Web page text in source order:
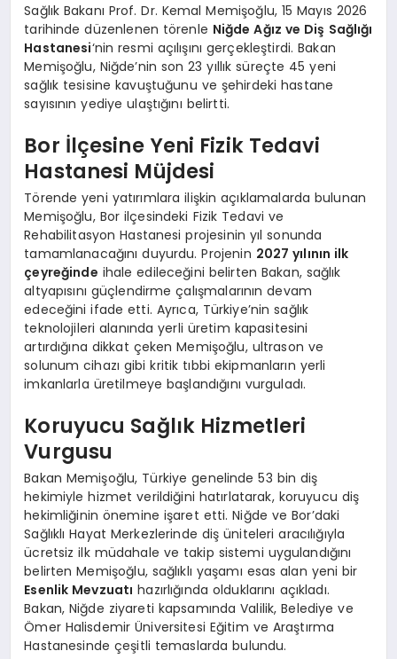
Sağlık Bakanı Prof. Dr. Kemal Memişoğlu, 15 Mayıs 2026
tarihinde düzenlenen törenle Niğde Ağız ve Diş Sağlığı
Hastanesi‘nin resmi açılışını gerçekleştirdi. Bakan
Memişoğlu, Niğde’nin son 23 yıllık süreçte 45 yeni
sağlık tesisine kavuştuğunu ve şehirdeki hastane
sayısının yediye ulaştığını belirtti.
Bor İlçesine Yeni Fizik Tedavi
Hastanesi Müjdesi
Törende yeni yatırımlara ilişkin açıklamalarda bulunan
Memişoğlu, Bor ilçesindeki Fizik Tedavi ve
Rehabilitasyon Hastanesi projesinin yıl sonunda
tamamlanacağını duyurdu. Projenin 2027 yılının ilk
çeyreğinde ihale edileceğini belirten Bakan, sağlık
altyapısını güçlendirme çalışmalarının devam
edeceğini ifade etti. Ayrıca, Türkiye’nin sağlık
teknolojileri alanında yerli üretim kapasitesini
artırdığına dikkat çeken Memişoğlu, ultrason ve
solunum cihazı gibi kritik tıbbi ekipmanların yerli
imkanlarla üretilmeye başlandığını vurguladı.
Koruyucu Sağlık Hizmetleri
Vurgusu
Bakan Memişoğlu, Türkiye genelinde 53 bin diş
hekimiyle hizmet verildiğini hatırlatarak, koruyucu diş
hekimliğinin önemine işaret etti. Niğde ve Bor’daki
Sağlıklı Hayat Merkezlerinde diş üniteleri aracılığıyla
ücretsiz ilk müdahale ve takip sistemi uygulandığını
belirten Memişoğlu, sağlıklı yaşamı esas alan yeni bir
Esenlik Mevzuatı hazırlığında olduklarını açıkladı.
Bakan, Niğde ziyareti kapsamında Valilik, Belediye ve
Ömer Halisdemir Üniversitesi Eğitim ve Araştırma
Hastanesinde çeşitli temaslarda bulundu.